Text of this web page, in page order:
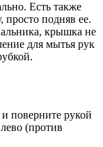
Есть также
просто подняв ее.
крышка не
для мытья рук
поверните рукой
(против